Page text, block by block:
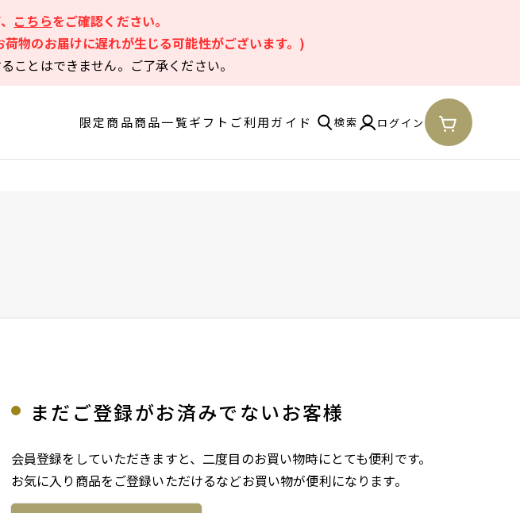
こちらをご確認ください。
物のお届けに遅れが生じる可能性がございます。)
ことはできません。ご了承ください。
限定商品商品一覧ギフト ご利用ガイド 検索 ログイン
まだご登録がお済みでないお客様
会員登録をしていただきますと、二度目のお買い物時にとても便利です。
お気に入り商品をご登録いただけるなどお買い物が便利になります。